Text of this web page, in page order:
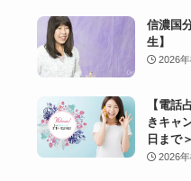
信濃国
生】
2026
【電話
きキャ
日まで＞
2026